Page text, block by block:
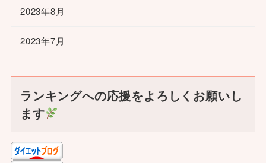
2023年8月
2023年7月
ランキングへの応援をよろしくお願いし
ます